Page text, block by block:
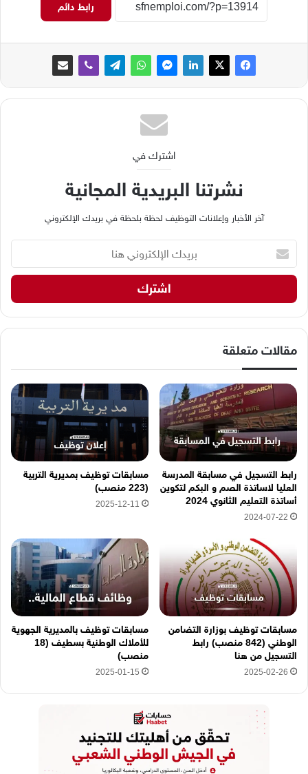
رابط دائم
اشترك في
نشرتنا البريدية المجانية
آخر الأخبار وإعلانات التوظيف لحظة بلحظة في بريدك الإلكتروني
ي
ك
ا
إ
ت
ر
و
ن
ي
ه
ن
ا
مقالات متعلقة
رابط التسجيل في مسابقة المدرسة
العليا لاساتذة الصم و البكم لتكوين
أساتذة التعليم الثانوي 2024
2024-07-22
مسابقات توظيف بمديرية التربية
(223 منصب)
2025-12-11
مسابقات توظيف بوزارة التضامن
الوطني (842 منصب) رابط
التسجيل من هنا
2025-02-26
مسابقات توظيف بالمديرية الجهوية
للأملاك الوطنية بسطيف (18
منصب)
2025-01-15